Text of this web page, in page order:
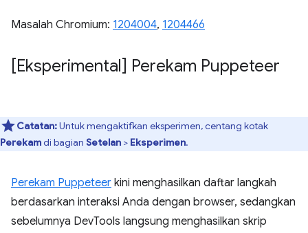
Masalah Chromium: 1204004, 1204466
[Eksperimental] Perekam Puppeteer
Catatan:Untuk mengaktifkan eksperimen, centang kotak
Perekamdi bagian Setelan > Eksperimen.
Perekam Puppeteer kini menghasilkan daftar langkah
berdasarkan interaksi Anda dengan browser, sedangkan
sebelumnya DevTools langsung menghasilkan skrip